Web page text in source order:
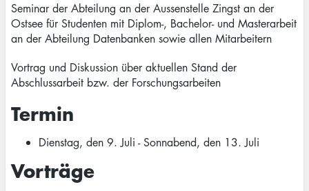
Seminar der Abteilung an der Aussenstelle Zingst an der
Ostsee für Studenten mit Diplom-, Bachelor- und Masterarbeit
an der Abteilung Datenbanken sowie allen Mitarbeitern
Vortrag und Diskussion über aktuellen Stand der
Abschlussarbeit bzw. der Forschungsarbeiten
Termin
Dienstag, den 9. Juli - Sonnabend, den 13. Juli
Vorträge